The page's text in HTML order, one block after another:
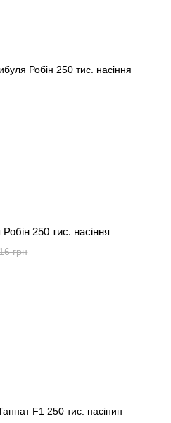
250 тис. насіння
грн